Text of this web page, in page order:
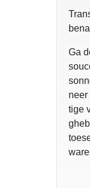
Ga
neer
tige